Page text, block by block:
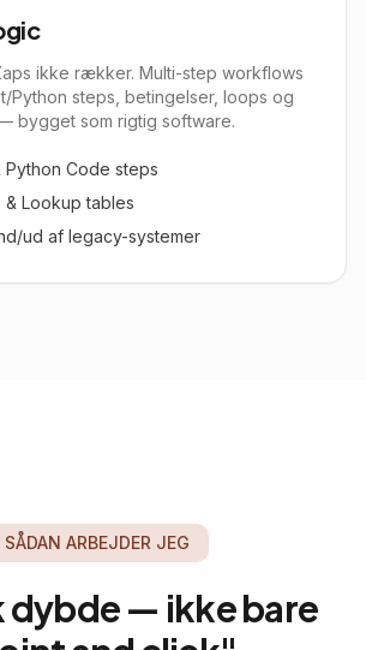
ikke rækker. Multi-step workflows
Python steps, betingelser, loops og
bygget som rigtig software.
Python Code steps
& Lookup tables
ud af legacy-systemer
SÅDAN ARBEJDER JEG
dybde — ikke bare